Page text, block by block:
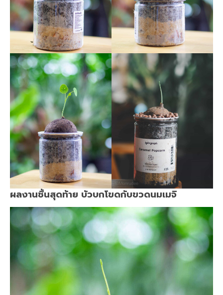
ผลงานชิ้นสุดท้าย บัวบกโขดกับขวดนมเมจิ